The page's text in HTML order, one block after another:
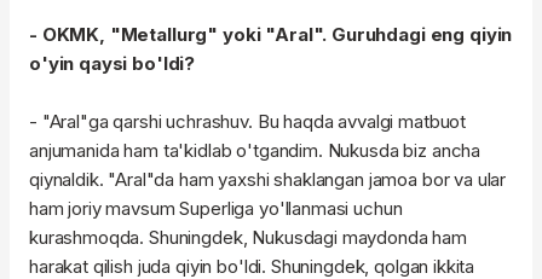
- OKMK, "Metallurg" yoki "Aral". Guruhdagi eng qiyin
o'yin qaysi bo'ldi?
- "Aral"ga qarshi uchrashuv. Bu haqda avvalgi matbuot
anjumanida ham ta'kidlab o'tgandim. Nukusda biz ancha
qiynaldik. "Aral"da ham yaxshi shaklangan jamoa bor va ular
ham joriy mavsum Superliga yo'llanmasi uchun
kurashmoqda. Shuningdek, Nukusdagi maydonda ham
harakat qilish juda qiyin bo'ldi. Shuningdek, qolgan ikkita